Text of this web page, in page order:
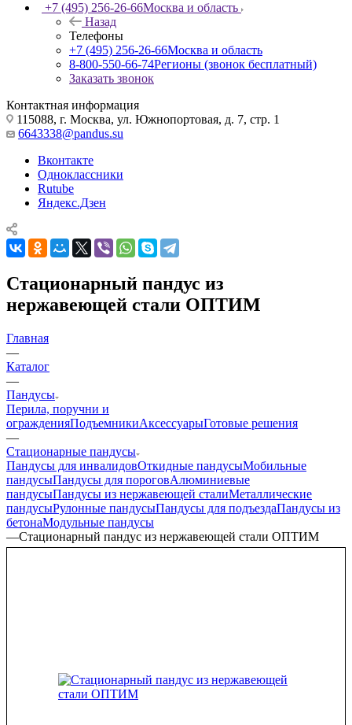
+7 (495) 256-26-66Москва и область
Назад
Телефоны
+7 (495) 256-26-66Москва и область
8-800-550-66-74Регионы (звонок бесплатный)
Заказать звонок
Контактная информация
115088, г. Москва, ул. Южнопортовая, д. 7, стр. 1
6643338@pandus.su
Вконтакте
Одноклассники
Rutube
Яндекс.Дзен
Стационарный пандус из
нержавеющей стали ОПТИМ
Главная
—
Каталог
—
Пандусы
Перила, поручни и
огражденияПодъемникиАксессуарыГотовые решения
—
Стационарные пандусы
Пандусы для инвалидовОткидные пандусыМобильные
пандусыПандусы для пороговАлюминиевые
пандусыПандусы из нержавеющей сталиМеталлические
пандусыРулонные пандусыПандусы для подъездаПандусы из
бетонаМодульные пандусы
—Стационарный пандус из нержавеющей стали ОПТИМ